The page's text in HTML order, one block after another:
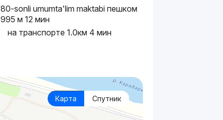
80-sonli umumta'lim maktabi пешком
995 м 12 мин
на транспорте 1.0км 4 мин
Карта Спутник